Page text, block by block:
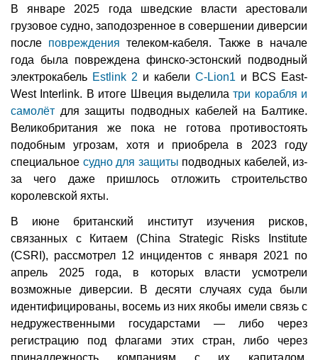
В январе 2025 года шведские власти арестовали
грузовое судно, заподозренное в совершении диверсии
после повреждения телеком-кабеля. Также в начале
года была повреждена финско-эстонский подводный
электрокабель Estlink 2 и кабели C-Lion1 и BCS East-
West Interlink. В итоге Швеция выделилатри корабля и
самолёт для защиты подводных кабелей на Балтике.
Великобритания же пока не готова противостоять
подобным угрозам, хотя и приобрела в 2023 году
специальное судно для защиты подводных кабелей, из-
за чего даже пришлось отложить строительство
королевской яхты.
В июне британский институт изучения рисков,
связанных с Китаем (China Strategic Risks Institute
(CSRI), рассмотрел 12 инцидентов с января 2021 по
апрель 2025 года, в которых власти усмотрели
возможные диверсии. В десяти случаях суда были
идентифицированы, восемь из них якобы имели связь с
недружественными государстами — либо через
регистрацию под флагами этих стран, либо через
принадлежность компаниям с их капиталом.